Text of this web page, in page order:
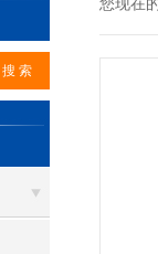
您现在